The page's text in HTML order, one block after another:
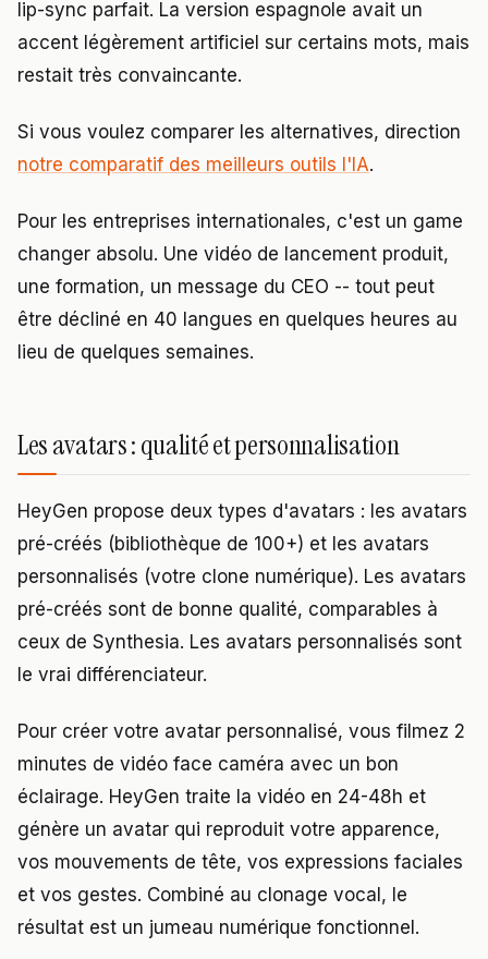
lip-sync parfait. La version espagnole avait un
accent légèrement artificiel sur certains mots, mais
restait très convaincante.
Si vous voulez comparer les alternatives, direction
notre comparatif des meilleurs outils l'IA.
Pour les entreprises internationales, c'est un game
changer absolu. Une vidéo de lancement produit,
une formation, un message du CEO -- tout peut
être décliné en 40 langues en quelques heures au
lieu de quelques semaines.
Les avatars : qualité et personnalisation
HeyGen propose deux types d'avatars : les avatars
pré-créés (bibliothèque de 100+) et les avatars
personnalisés (votre clone numérique). Les avatars
pré-créés sont de bonne qualité, comparables à
ceux de Synthesia. Les avatars personnalisés sont
le vrai différenciateur.
Pour créer votre avatar personnalisé, vous filmez 2
minutes de vidéo face caméra avec un bon
éclairage. HeyGen traite la vidéo en 24-48h et
génère un avatar qui reproduit votre apparence,
vos mouvements de tête, vos expressions faciales
et vos gestes. Combiné au clonage vocal, le
résultat est un jumeau numérique fonctionnel.